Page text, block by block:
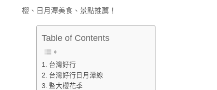
Table of Contents
台灣好行
台灣好行日月潭線
暨大櫻花季